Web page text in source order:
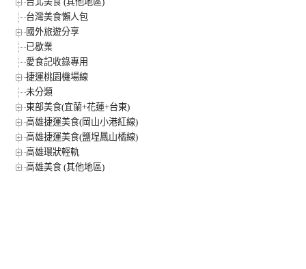
台灣美食懶人包
國外旅遊分享
已歇業
愛食記收錄專用
捷運桃園機場線
未分類
東部美食(宜蘭+花蓮+台東)
高雄捷運美食(岡山小港紅線)
高雄捷運美食(鹽埕鳳山橘線)
高雄環狀輕軌
高雄美食 (其他地區)